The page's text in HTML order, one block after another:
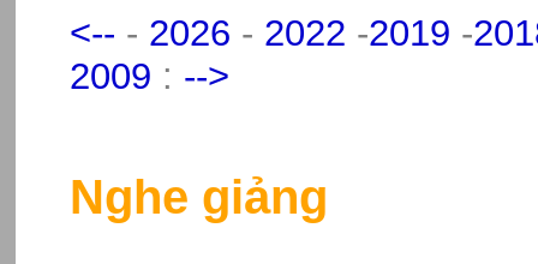
<-- - 2026 - 2022 -2019 -
2009 : -->
Nghe giảng